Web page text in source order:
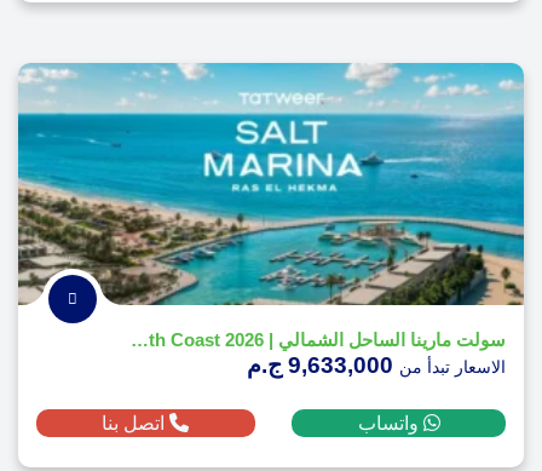
سولت مارينا الساحل الشمالي | Salt Marina North Coast 2026
الاسعار تبدأ من
واتساب اتصل بنا